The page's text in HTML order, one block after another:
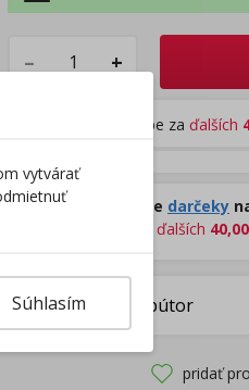
– +
Pri nákupe za ďalších
Rozdávame darčeky
ďalších 40,00
Výrobca/Distribútor
pridať
vytvárať
Súhlasím